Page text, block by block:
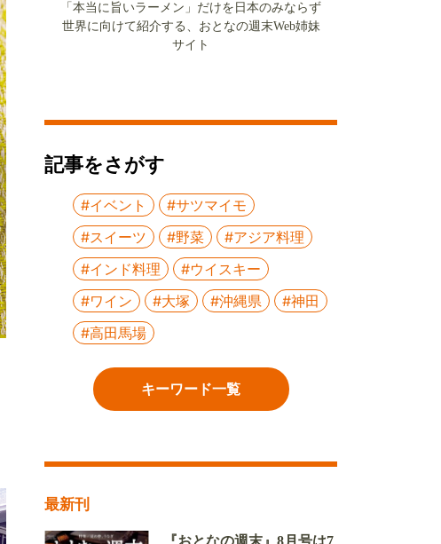
「本当に旨いラーメン」だけを日本のみならず
世界に向けて紹介する、おとなの週末Web姉妹
サイト
記事をさがす
#イベント
#サツマイモ
#スイーツ
#野菜
#アジア料理
#インド料理
#ウイスキー
#ワイン
#大塚 #沖縄県
#神田
#高田馬場
キーワード一覧
最新刊
『おとなの週末』8月号は7